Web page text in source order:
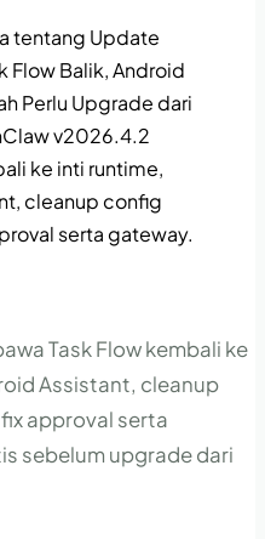
tentang Update
Flow Balik, Android
Perlu Upgrade dari
v2026.4.2
ke inti runtime,
cleanup config
serta gateway.
Task Flow kembali ke
Assistant, cleanup
approval serta
sebelum upgrade dari